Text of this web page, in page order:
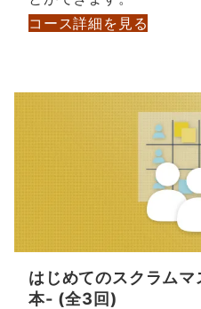
コース詳細を見る
はじめてのスクラム
本- (全3回)